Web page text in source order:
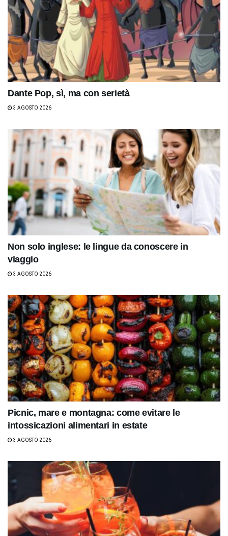
Dante Pop, sì, ma con serietà
3 AGOSTO 2026
Non solo inglese: le lingue da conoscere in
viaggio
3 AGOSTO 2026
Picnic, mare e montagna: come evitare le
intossicazioni alimentari in estate
3 AGOSTO 2026